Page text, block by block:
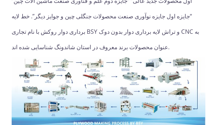
“جایزه اول جایزه نوآوری صنعت محصولات جنگلی چین و جوایز دیگر”. خط لایه
برداری دوار روکش با نام تجاری BSY و تراش لایه برداری دوار بدون دوک CNC به
عنوان محصولات برند معروف در استان شاندونگ شناسایی شده اند.